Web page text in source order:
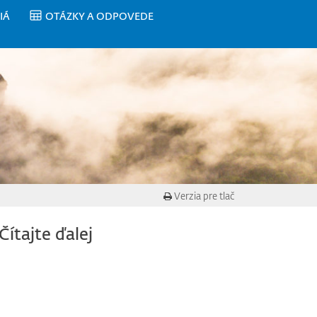
OTÁZKY A ODPOVEDE
Verzia pre tlač
ďalej